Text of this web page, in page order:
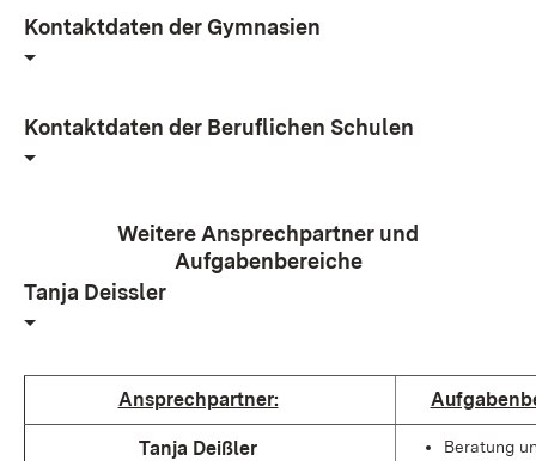
Kontaktdaten der Gymnasien
Kontaktdaten der Beruflichen Schulen
Weitere Ansprechpartner und
Aufgabenbereiche
Tanja Deissler
Ansprechpartner:
Tanja Deißler
Beratung